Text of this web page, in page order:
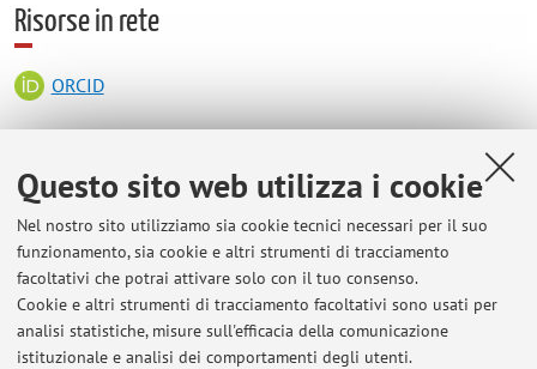
Questo sito web utilizza i cookie
Nel nostro sito utilizziamo sia cookie tecnici necessari per il suo
funzionamento, sia cookie e altri strumenti di tracciamento
facoltativi che potrai attivare solo con il tuo consenso.
Cookie e altri strumenti di tracciamento facoltativi sono usati per
analisi statistiche, misure sull'efficacia della comunicazione
istituzionale e analisi dei comportamenti degli utenti.
Risorse in rete
ORCID
Orario di ricevimento
La Prof. Daniela Memmo riceve gli studenti ilmercoledì
mattinadalle ore 10.30. Il ricevimento si svolge o presso la
Palazzina del Dipartimento di Scienze Giuridiche in viale
Filopanti, 9 oppure mediante connessione sulla piattaforma
Teams. In ogni caso è preferibile far precedere l'incontro da